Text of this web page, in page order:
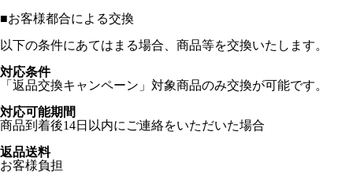
■お客様都合による交換
以下の条件にあてはまる場合、商品等を交換いたします。
対応条件
「返品交換キャンペーン」対象商品のみ交換が可能です。
対応可能期間
商品到着後14日以内にご連絡をいただいた場合
返品送料
お客様負担